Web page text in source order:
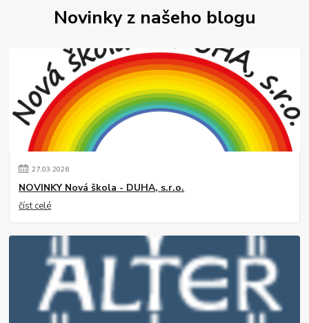
Novinky z našeho blogu
27.03.2026
NOVINKY Nová škola - DUHA, s.r.o.
číst celé